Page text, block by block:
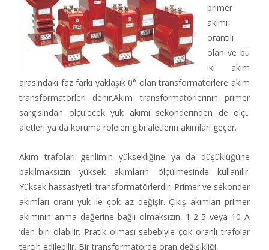
primer
akımı
orantılı
olan ve bu
iki akım
arasındaki faz farkı yaklaşık 0° olan transformatörlere akım
transformatörleri denir.Akım transformatörlerinin primer
sargısından ölçülecek yük akımı sekonderinden de ölçü
aletleri ya da koruma röleleri gibi aletlerin akımları geçer.
Akım trafoları gerilimin yüksekliğine ya da düşüklüğüne
bakılmaksızın yüksek akımların ölçülmesinde kullanılır.
Yüksek hassasiyetli transformatörlerdir. Primer ve sekonder
akımları oranı yük ile çok az değişir. Çıkış akımları primer
akımının anma değerine bağlı olmaksızın, 1-2-5 veya 10 A
’den biri olabilir. Pratik olması sebebiyle çok oranlı trafolar
tercih edilebilir. Bir transformatörde oran değişikliği,